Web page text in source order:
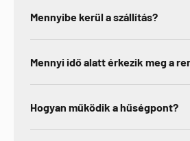
Mennyibe kerül a szállítás?
Mennyi idő alatt érkezik meg a
Hogyan működik a hűségpont?